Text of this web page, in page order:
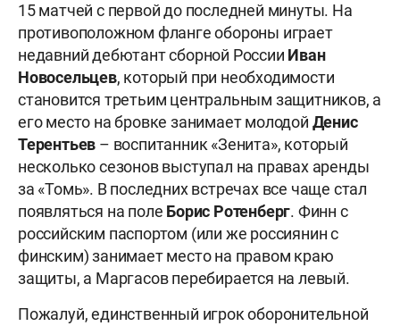
15 матчей с первой до последней минуты. На
противоположном фланге обороны играет
недавний дебютант сборной России Иван
Новосельцев, который при необходимости
становится третьим центральным защитников, а
его место на бровке занимает молодой Денис
Терентьев – воспитанник «Зенита», который
несколько сезонов выступал на правах аренды
за «Томь». В последних встречах все чаще стал
появляться на поле Борис Ротенберг. Финн с
российским паспортом (или же россиянин с
финским) занимает место на правом краю
защиты, а Маргасов перебирается на левый.
Пожалуй, единственный игрок оборонительной